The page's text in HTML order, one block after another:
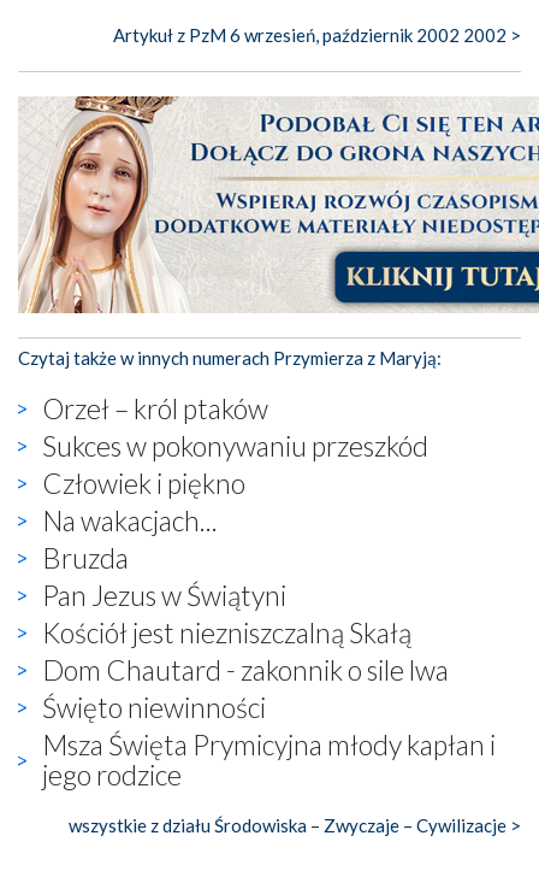
Artykuł z PzM 6 wrzesień, październik 2002 2002 >
Czytaj także w innych numerach Przymierza z Maryją:
Orzeł – król ptaków
Sukces w pokonywaniu przeszkód
Człowiek i piękno
Na wakacjach...
Bruzda
Pan Jezus w Świątyni
Kościół jest niezniszczalną Skałą
Dom Chautard - zakonnik o sile lwa
Święto niewinności
Msza Święta Prymicyjna młody kapłan i
jego rodzice
wszystkie z działu Środowiska – Zwyczaje – Cywilizacje >